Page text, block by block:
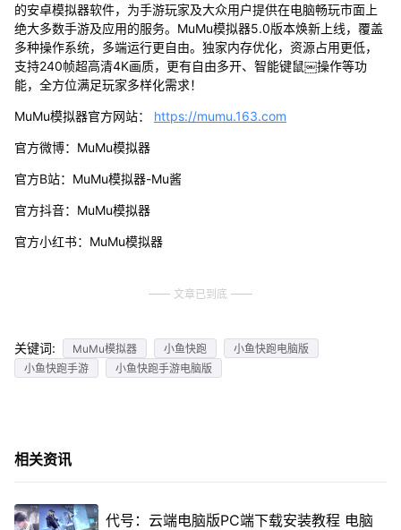
的安卓模拟器软件，为手游玩家及大众用户提供在电脑畅玩市面上
绝大多数手游及应用的服务。MuMu模拟器5.0版本焕新上线，覆盖
多种操作系统，多端运行更自由。独家内存优化，资源占用更低，
支持240帧超高清4K画质，更有自由多开、智能键鼠￼操作等功
能，全方位满足玩家多样化需求！
MuMu模拟器官方网站： https://mumu.163.com
官方微博：MuMu模拟器
官方B站：MuMu模拟器-Mu酱
官方抖音：MuMu模拟器
官方小红书：MuMu模拟器
文章已到底
关键词: MuMu模拟器 小鱼快跑
小鱼快跑电脑版
小鱼快跑手游
小鱼快跑手游电脑版
相关资讯
代号：云端电脑版PC端下载安装教程 电脑